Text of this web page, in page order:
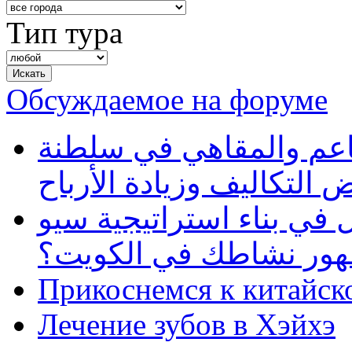
Тип тура
Обсуждаемое на форуме
والمقاهي في سلطنة
وزيادة الأرباح
بناء استراتيجية سيو
نشاطك في الكويت؟
Прикоснемся к
Лечение зубов в Хэйхэ